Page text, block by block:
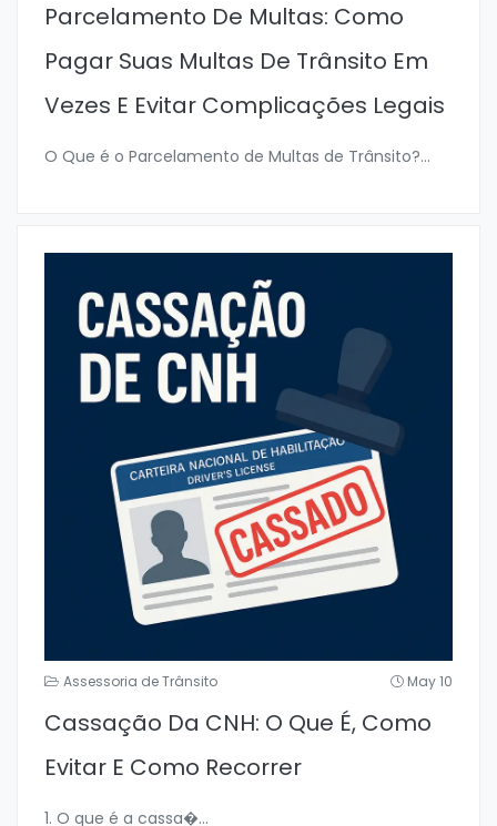
Parcelamento De Multas: Como
Pagar Suas Multas De Trânsito Em
Vezes E Evitar Complicações Legais
O Que é o Parcelamento de Multas de Trânsito?...
Assessoria de Trânsito May 10
Cassação Da CNH: O Que É, Como
Evitar E Como Recorrer
1. O que é a cassa�...